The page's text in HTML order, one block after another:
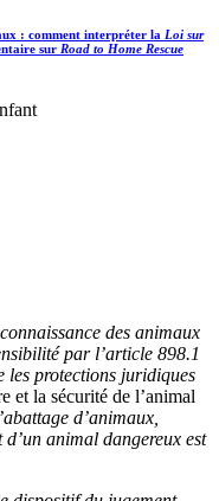
: comment interpréter la Loi sur
sur Road to Home Rescue
des animaux
par l’article 898.1
les protections juridiques
et la sécurité de l’animal
d’animaux,
animal dangereux est